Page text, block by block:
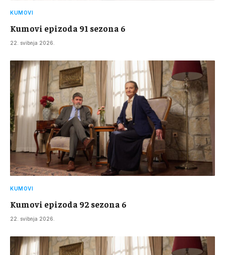
KUMOVI
Kumovi epizoda 91 sezona 6
22. svibnja 2026.
KUMOVI
Kumovi epizoda 92 sezona 6
22. svibnja 2026.